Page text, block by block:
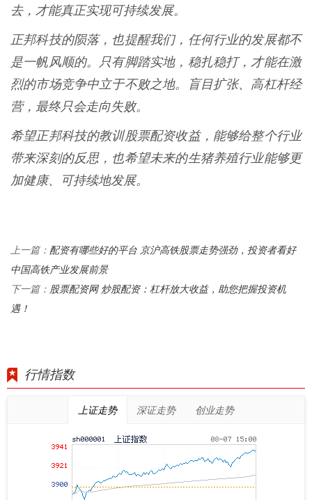
去，才能真正实现可持续发展。
正邦科技的陨落，也提醒我们，任何行业的发展都不
是一帆风顺的。只有脚踏实地，稳扎稳打，才能在激
烈的市场竞争中立于不败之地。盲目扩张、高杠杆经
营，最终只会走向失败。
希望正邦科技的教训股票配资收益，能够给整个行业
带来深刻的反思，也希望未来的生猪养殖行业能够更
加健康、可持续地发展。
上一篇： 配资有哪些好的平台 京沪高铁股票走势强劲，投资者看好
中国高铁产业发展前景
下一篇： 股票配资网 炒股配资：杠杆放大收益，助您把握投资机
遇！
行情指数
上证走势 深证走势 创业走势